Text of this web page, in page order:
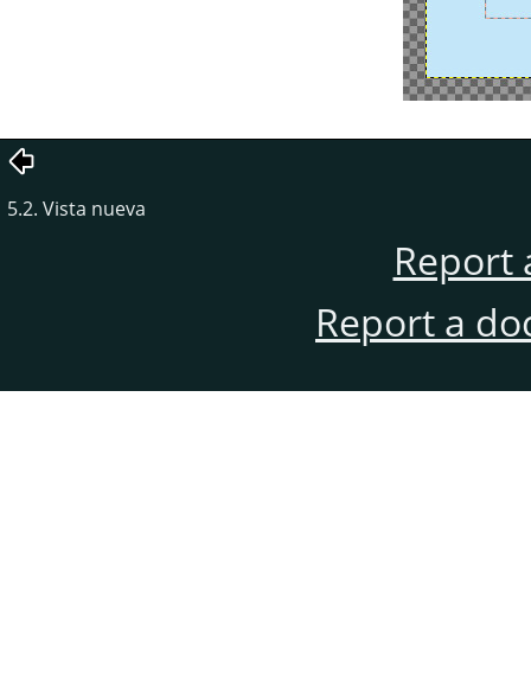
5.2. Vista nueva
Report
Report a